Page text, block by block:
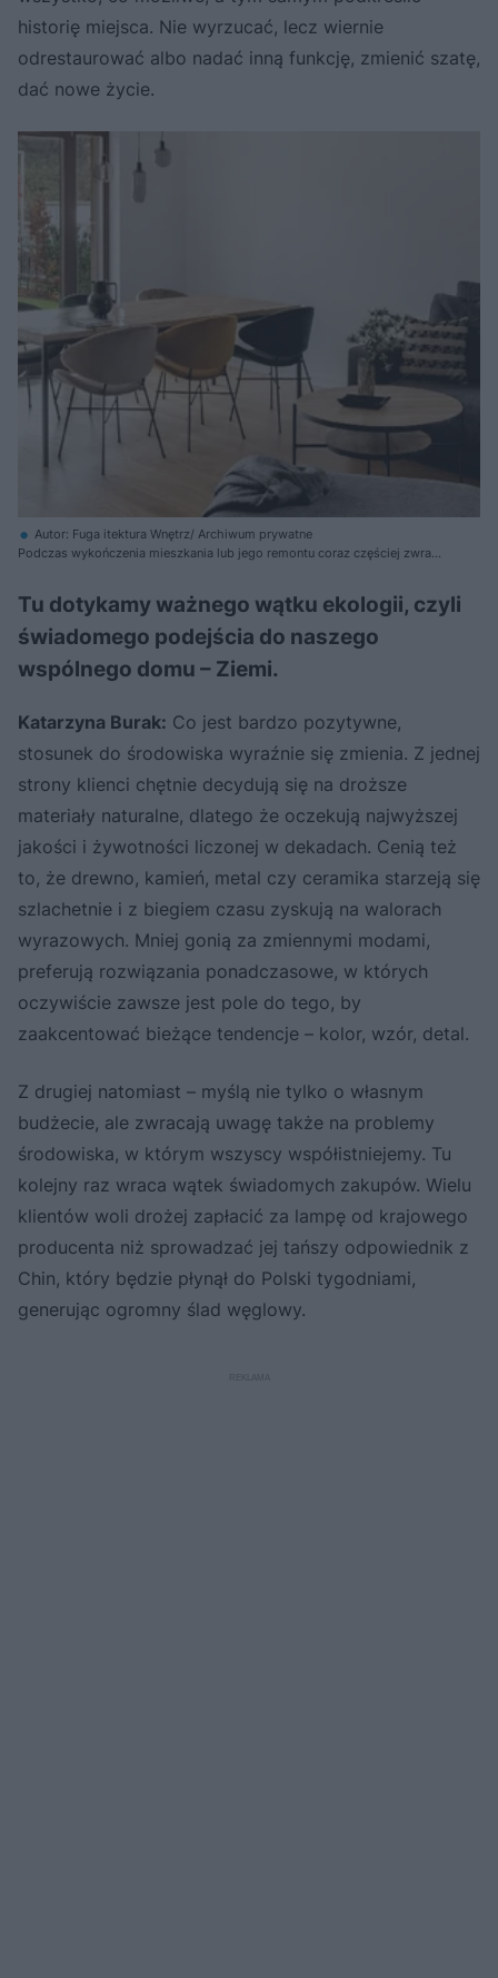
historię miejsca. Nie wyrzucać, lecz wiernie
odrestaurować albo nadać inną funkcję, zmienić szatę,
dać nowe życie.
Autor: Fuga itektura Wnętrz/ Archiwum prywatne
Podczas wykończenia mieszkania lub jego remontu coraz częściej zwraca
Tu dotykamy ważnego wątku ekologii, czyli
świadomego podejścia do naszego
wspólnego domu – Ziemi.
Katarzyna Burak: Co jest bardzo pozytywne,
stosunek do środowiska wyraźnie się zmienia. Z jednej
strony klienci chętnie decydują się na droższe
materiały naturalne, dlatego że oczekują najwyższej
jakości i żywotności liczonej w dekadach. Cenią też
to, że drewno, kamień, metal czy ceramika starzeją się
szlachetnie i z biegiem czasu zyskują na walorach
wyrazowych. Mniej gonią za zmiennymi modami,
preferują rozwiązania ponadczasowe, w których
oczywiście zawsze jest pole do tego, by
zaakcentować bieżące tendencje – kolor, wzór, detal.
Z drugiej natomiast – myślą nie tylko o własnym
budżecie, ale zwracają uwagę także na problemy
środowiska, w którym wszyscy współistniejemy. Tu
kolejny raz wraca wątek świadomych zakupów. Wielu
klientów woli drożej zapłacić za lampę od krajowego
producenta niż sprowadzać jej tańszy odpowiednik z
Chin, który będzie płynął do Polski tygodniami,
generując ogromny ślad węglowy.